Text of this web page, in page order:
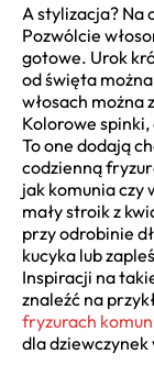
A stylizacja? Na
Pozwólcie
gotowe. Urok
od święta
włosach można
Kolorowe
To one dodają
codzienną
jak komunia czy
mały stroik z
przy odrobinie
kucyka lub
Inspiracji na
znaleźć na
fryzurach
dla dziewczynek